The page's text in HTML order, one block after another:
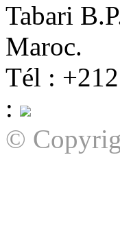
Tabari
Maroc.
Tél :
:
©